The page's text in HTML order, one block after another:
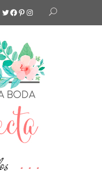
Twitter
Facebook
Pinterest
Instagram